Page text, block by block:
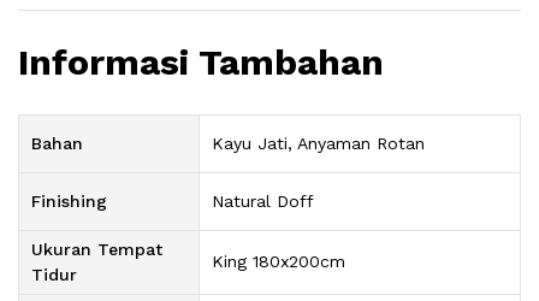
Informasi Tambahan
Bahan Kayu Jati, Anyaman Rotan
Finishing Natural Doff
Ukuran Tempat
Tidur
King 180x200cm